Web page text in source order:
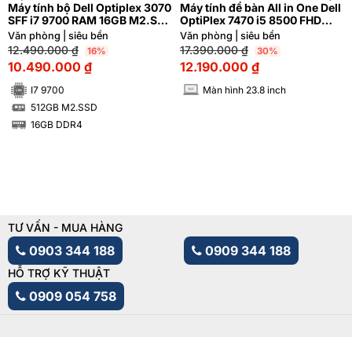
Máy tính bộ Dell Optiplex 3070
SFF i7 9700 RAM 16GB M2.SSD
512GB
Văn phòng | siêu bền
12.490.000₫ 16%
10.490.000 ₫
I7 9700
SSD 512GB M2.SSD
RAM 16GB DDR4
Máy tính để bàn All in One Dell
OptiPlex 7470 i5 8500 FHD
23.8 inch
Văn phòng | siêu bền
17.390.000₫ 30%
12.190.000 ₫
INCH Màn hình 23.8 inch
TƯ VẤN - MUA HÀNG
0903 344 188 0909 344 188
HỖ TRỢ KỸ THUẬT
0909 054 758